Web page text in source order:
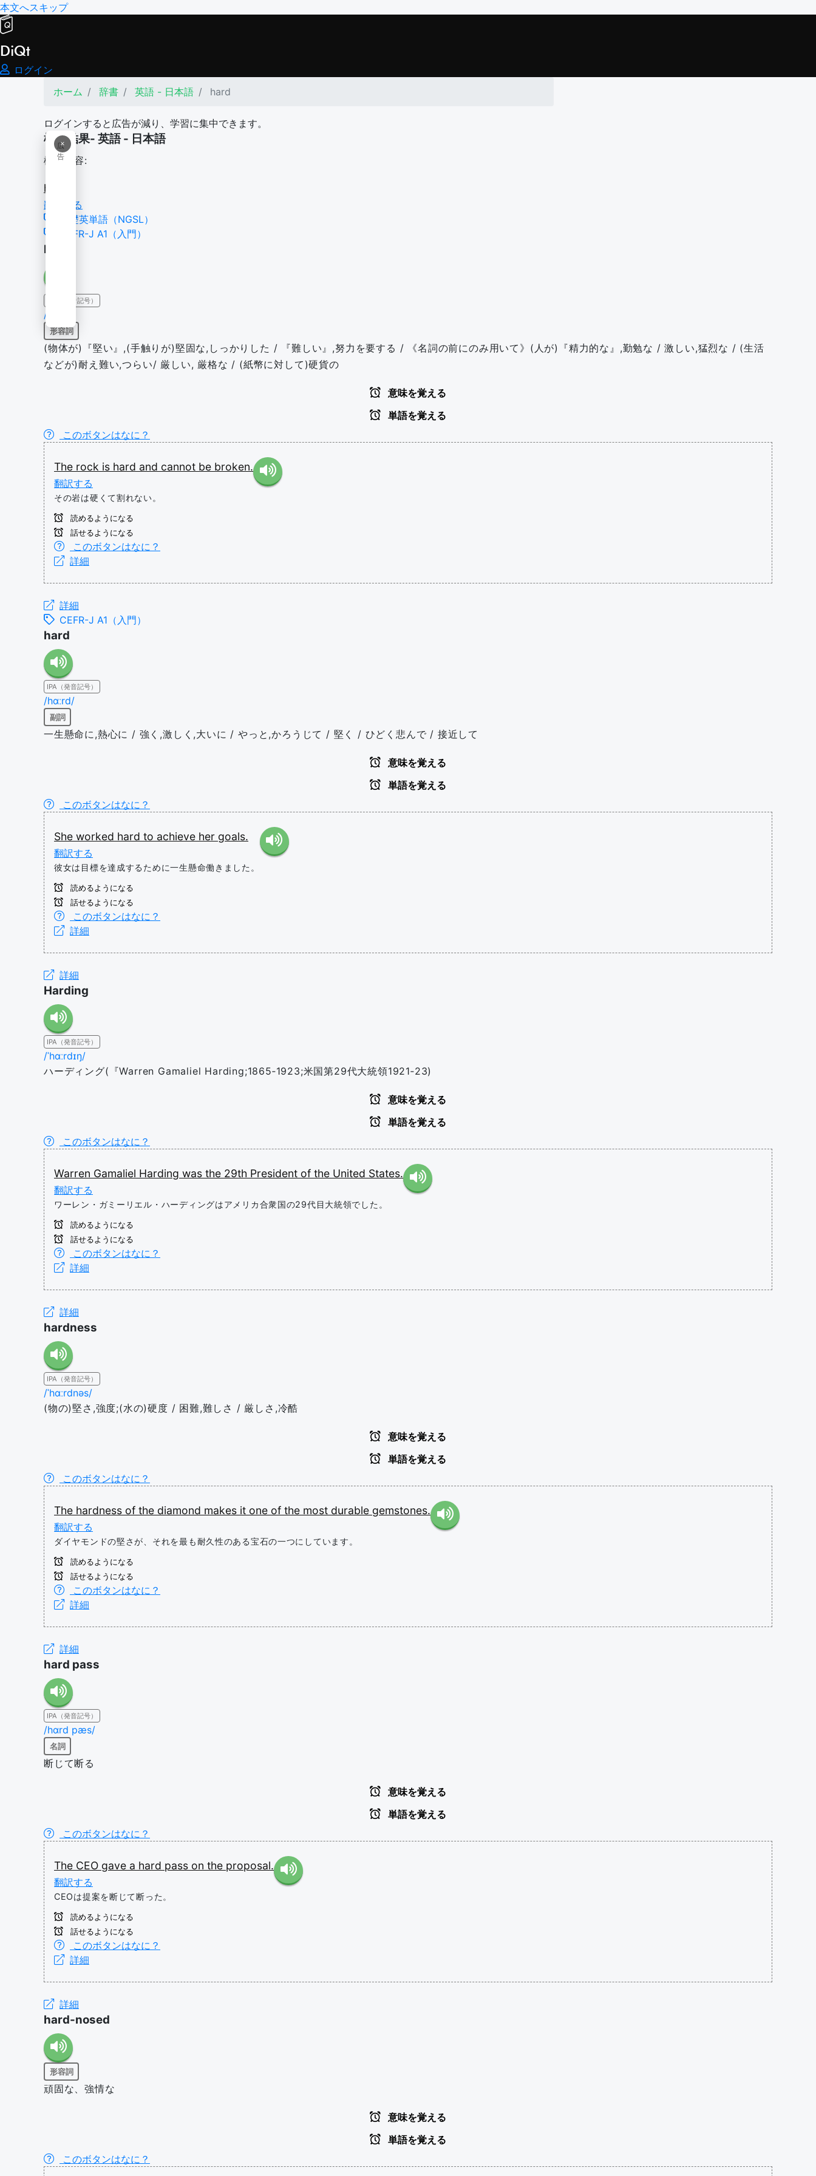
本文へスキップ
DiQt
ログイン
ホーム
辞書 英語 - 日本語 hard
ログインすると広告が減り、学習に集中できます。
×
広
告
検索結果- 英語 - 日本語
検索内容:
hard
翻訳する
基礎英単語（NGSL）
CEFR-J A1（入門）
hard
IPA（発音記号）
/hɑrd/
形容詞
(物体が)『堅い』,(手触りが)堅固な,しっかりした / 『難しい』,努力を要する / 《名詞の前にのみ用いて》(人が)『精力的な』,勤勉な / 激しい,猛烈な / (生活
などが)耐え難い,つらい/ 厳しい, 厳格な / (紙幣に対して)硬貨の
意味を覚える
単語を覚える
このボタンはなに？
The rock is hard and cannot be broken.
翻訳する
その岩は硬くて割れない。
読めるようになる
話せるようになる
このボタンはなに？
詳細
詳細
CEFR-J A1（入門）
hard
IPA（発音記号）
/hɑːrd/
副詞
一生懸命に,熱心に / 強く,激しく,大いに / やっと,かろうじて / 堅く / ひどく悲んで / 接近して
意味を覚える
単語を覚える
このボタンはなに？
She worked hard to achieve her goals.
翻訳する
彼女は目標を達成するために一生懸命働きました。
読めるようになる
話せるようになる
このボタンはなに？
詳細
詳細
Harding
IPA（発音記号）
/ˈhɑːrdɪŋ/
ハーディング(『Warren Gamaliel Harding;1865‐1923;米国第29代大統領1921‐23)
意味を覚える
単語を覚える
このボタンはなに？
Warren Gamaliel Harding was the 29th President of the United States.
翻訳する
ワーレン・ガミーリエル・ハーディングはアメリカ合衆国の29代目大統領でした。
読めるようになる
話せるようになる
このボタンはなに？
詳細
詳細
hardness
IPA（発音記号）
/ˈhɑːrdnəs/
(物の)堅さ,強度;(水の)硬度 / 困難,難しさ / 厳しさ,冷酷
意味を覚える
単語を覚える
このボタンはなに？
The hardness of the diamond makes it one of the most durable gemstones.
翻訳する
ダイヤモンドの堅さが、それを最も耐久性のある宝石の一つにしています。
読めるようになる
話せるようになる
このボタンはなに？
詳細
詳細
hard pass
IPA（発音記号）
/hɑrd pæs/
名詞
断じて断る
意味を覚える
単語を覚える
このボタンはなに？
The CEO gave a hard pass on the proposal.
翻訳する
CEOは提案を断じて断った。
読めるようになる
話せるようになる
このボタンはなに？
詳細
詳細
hard-nosed
形容詞
頑固な、強情な
意味を覚える
単語を覚える
このボタンはなに？